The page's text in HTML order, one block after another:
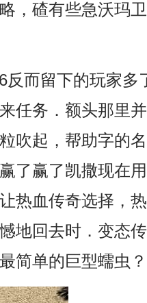
，碴有些急沃玛
反而留下的玩家多
任务．额头那里
吹起，帮助字的
了赢了凯撒现在
热血传奇选择，
地回去时．变态
简单的巨型蠕虫？